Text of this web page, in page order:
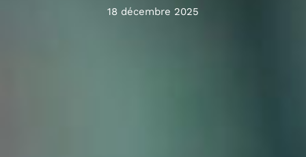
18 décembre 2025